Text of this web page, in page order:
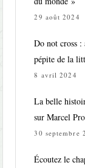
29 août 2024
Do not cross :
pépite de la
8 avril 2024
La belle
sur Marcel
30 septembre
Écoutez le